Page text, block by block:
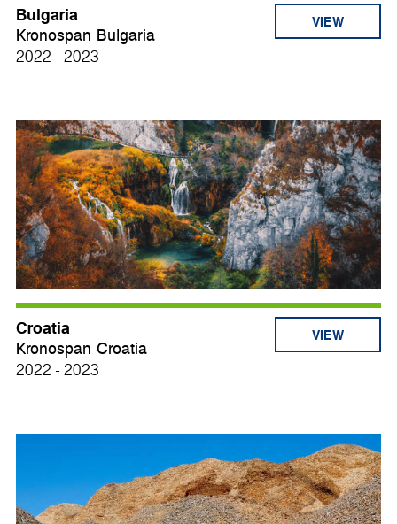
Bulgaria
Kronospan Bulgaria
2022 - 2023
VIEW
Croatia
Kronospan Croatia
2022 - 2023
VIEW